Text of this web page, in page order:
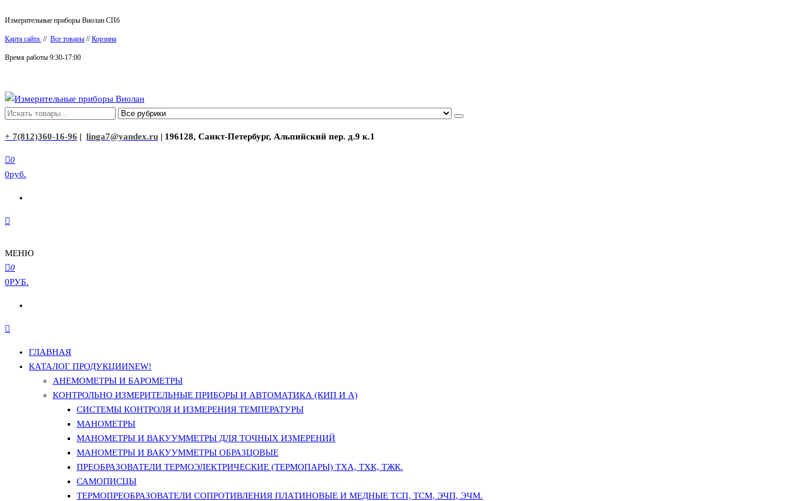
к
содержимому
Измерительные приборы Виолан СПб
Карта сайта // Все товары //Корзина
Время работы 9:30-17:00
Измерительные приборы Виолан
+ 7(812)360-16-96 | linga7@yandex.ru | 196128, Санкт-Петербург, Альпийский пер. д.9 к.1
0
0руб.
МЕНЮ
0
0РУБ.
ГЛАВНАЯ
КАТАЛОГ ПРОДУКЦИИNEW!
АНЕМОМЕТРЫ И БАРОМЕТРЫ
КОНТРОЛЬНО ИЗМЕРИТЕЛЬНЫЕ ПРИБОРЫ И АВТОМАТИКА (КИП И А)
СИСТЕМЫ КОНТРОЛЯ И ИЗМЕРЕНИЯ ТЕМПЕРАТУРЫ
МАНОМЕТРЫ
МАНОМЕТРЫ И ВАКУУММЕТРЫ ДЛЯ ТОЧНЫХ ИЗМЕРЕНИЙ
МАНОМЕТРЫ И ВАКУУММЕТРЫ ОБРАЗЦОВЫЕ
ПРЕОБРАЗОВАТЕЛИ ТЕРМОЭЛЕКТРИЧЕСКИЕ (ТЕРМОПАРЫ) ТХА, ТХК, ТЖК.
САМОПИСЦЫ
ТЕРМОПРЕОБРАЗОВАТЕЛИ СОПРОТИВЛЕНИЯ ПЛАТИНОВЫЕ И МЕДНЫЕ ТСП, ТСМ, ЭЧП, ЭЧМ.